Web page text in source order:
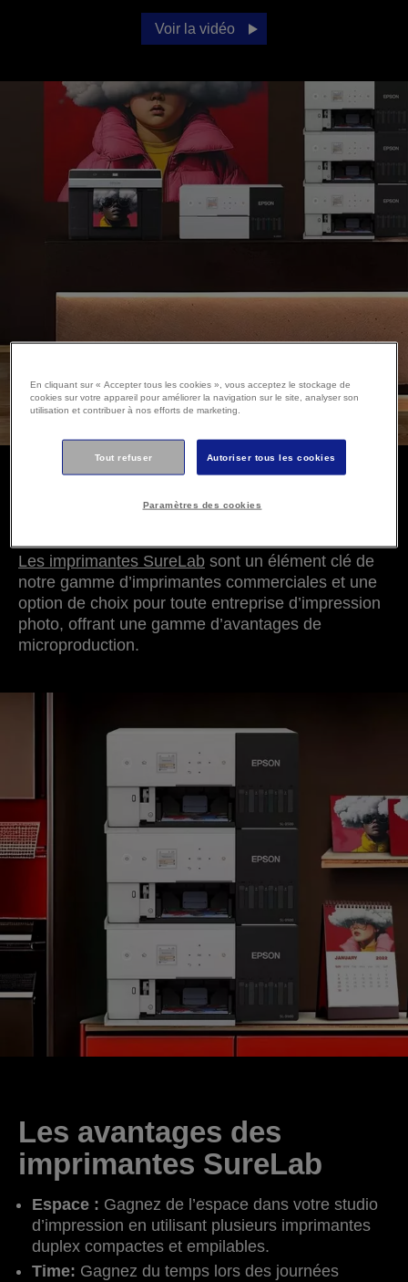
Voir la vidéo
Imprimantes SureLab
Les imprimantes SureLab sont un élément clé de
notre gamme d’imprimantes commerciales et une
option de choix pour toute entreprise d’impression
photo, offrant une gamme d’avantages de
microproduction.
Les avantages des
imprimantes SureLab
Espace : Gagnez de l’espace dans votre studio
d’impression en utilisant plusieurs imprimantes
duplex compactes et empilables.
Time: Gagnez du temps lors des journées
En cliquant sur « Accepter tous les cookies », vous acceptez le stockage de
cookies sur votre appareil pour améliorer la navigation sur le site, analyser son
utilisation et contribuer à nos efforts de marketing.
Tout refuser Autoriser tous les cookies
Paramètres des cookies